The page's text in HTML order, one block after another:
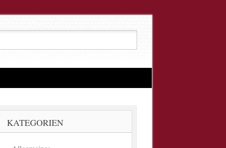
KATEGORIEN